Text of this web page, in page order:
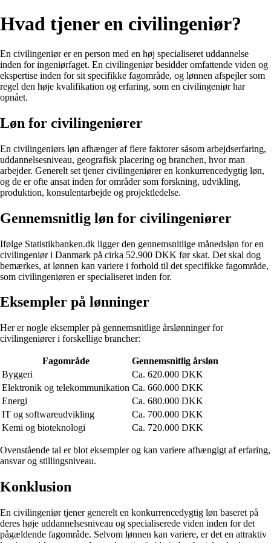
Hvad tjener en civilingeniør?
En civilingeniør er en person med en høj specialiseret uddannelse
inden for ingeniørfaget. En civilingeniør besidder omfattende viden og
ekspertise inden for sit specifikke fagområde, og lønnen afspejler som
regel den høje kvalifikation og erfaring, som en civilingeniør har
opnået.
Løn for civilingeniører
En civilingeniørs løn afhænger af flere faktorer såsom arbejdserfaring,
uddannelsesniveau, geografisk placering og branchen, hvor man
arbejder. Generelt set tjener civilingeniører en konkurrencedygtig løn,
og de er ofte ansat inden for områder som forskning, udvikling,
produktion, konsulentarbejde og projektledelse.
Gennemsnitlig løn for civilingeniører
Ifølge Statistikbanken.dk ligger den gennemsnitlige månedsløn for en
civilingeniør i Danmark på cirka 52.900 DKK før skat. Det skal dog
bemærkes, at lønnen kan variere i forhold til det specifikke fagområde,
som civilingeniøren er specialiseret inden for.
Eksempler på lønninger
Her er nogle eksempler på gennemsnitlige årslønninger for
civilingeniører i forskellige brancher:
Fagområde
Gennemsnitlig årsløn
Byggeri
Ca. 620.000 DKK
Elektronik og telekommunikation Ca. 660.000 DKK
Energi
Ca. 680.000 DKK
IT og softwareudvikling
Ca. 700.000 DKK
Kemi og bioteknologi
Ca. 720.000 DKK
Ovenstående tal er blot eksempler og kan variere afhængigt af erfaring,
ansvar og stillingsniveau.
Konklusion
En civilingeniør tjener generelt en konkurrencedygtig løn baseret på
deres høje uddannelsesniveau og specialiserede viden inden for det
pågældende fagområde. Selvom lønnen kan variere, er det en attraktiv